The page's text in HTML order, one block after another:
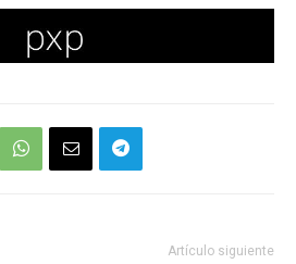
Artículo siguiente